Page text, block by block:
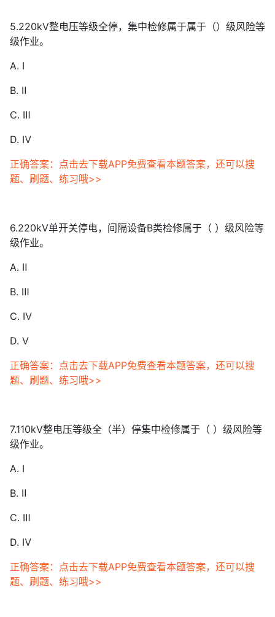
5.220kV整电压等级全停，集中检修属于属于（）级风险等
级作业。
A. Ⅰ
B. Ⅱ
C. Ⅲ
D. Ⅳ
正确答案：点击去下载APP免费查看本题答案，还可以搜
题、刷题、练习哦>>
6.220kV单开关停电，间隔设备B类检修属于（ ）级风险等
级作业。
A. Ⅱ
B. Ⅲ
C. Ⅳ
D. Ⅴ
正确答案：点击去下载APP免费查看本题答案，还可以搜
题、刷题、练习哦>>
7.110kV整电压等级全（半）停集中检修属于（ ）级风险等
级作业。
A. Ⅰ
B. Ⅱ
C. Ⅲ
D. Ⅳ
正确答案：点击去下载APP免费查看本题答案，还可以搜
题、刷题、练习哦>>